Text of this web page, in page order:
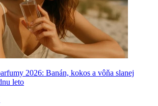
2026: Banán, kokos a vôňa slanej
leto